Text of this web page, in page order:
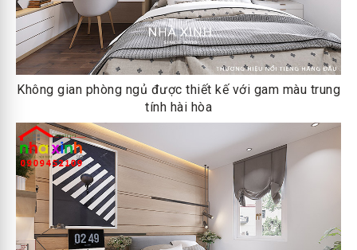
Không gian phòng ngủ được thiết kế với gam màu trung
tính hài hòa